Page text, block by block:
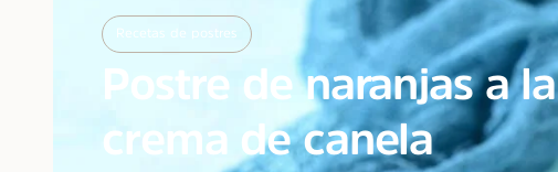
Recetas de postres
Postre de naranjas a la
crema de canela